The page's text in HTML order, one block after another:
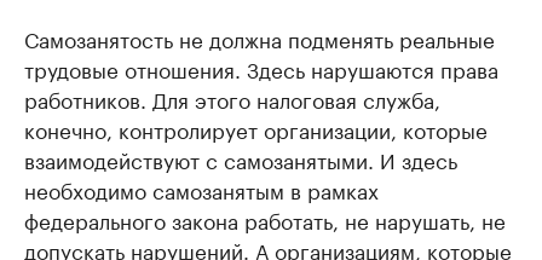
Самозанятость не должна подменять реальные
трудовые отношения. Здесь нарушаются права
работников. Для этого налоговая служба,
конечно, контролирует организации, которые
взаимодействуют с самозанятыми. И здесь
необходимо самозанятым в рамках
федерального закона работать, не нарушать, не
допускать нарушений. А организациям, которые